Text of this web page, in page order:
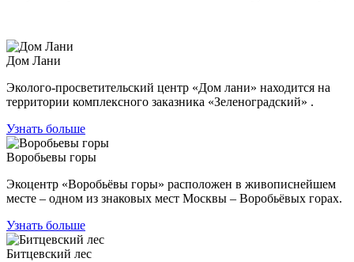
Дом Лани
Эколого-просветительский центр «Дом лани» находится на
территории комплексного заказника «Зеленоградский» .
Узнать больше
Воробьевы горы
Экоцентр «Воробьёвы горы» расположен в живописнейшем
месте – одном из знаковых мест Москвы – Воробьёвых горах.
Узнать больше
Битцевский лес